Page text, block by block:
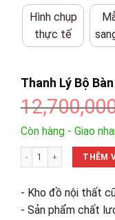
Hình chụp
thực tế
Thanh Lý Bộ
Còn hàng - Giao
Thanh Lý Bộ Bàn Ăn 4
THÊM
- Kho đồ nội thất
- Sản phẩm chất